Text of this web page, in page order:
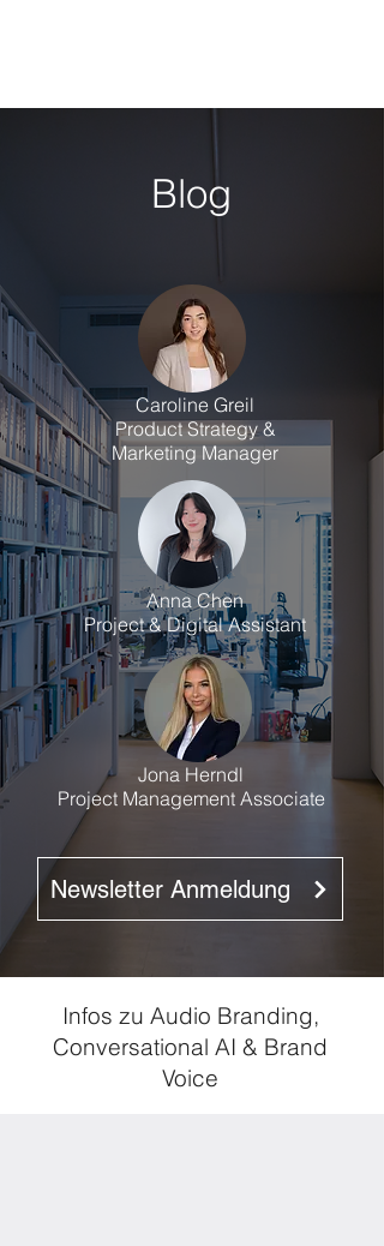
Blog
Caroline Greil
Product Strategy &
Marketing Manager
Anna Chen
Project & Digital Assistant
Jona Herndl
Project Management Associate
Newsletter Anmeldung
Infos zu Audio Branding,
Conversational AI & Brand
Voice